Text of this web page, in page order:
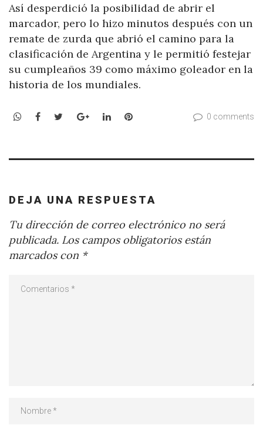
Así desperdició la posibilidad de abrir el
marcador, pero lo hizo minutos después con un
remate de zurda que abrió el camino para la
clasificación de Argentina y le permitió festejar
su cumpleaños 39 como máximo goleador en la
historia de los mundiales.
WhatsApp
Facebook
TwitterGoogle+LinkedInPinterest 0 comments
DEJA UNA RESPUESTA
Tu dirección de correo electrónico no será
publicada. Los campos obligatorios están
marcados con *